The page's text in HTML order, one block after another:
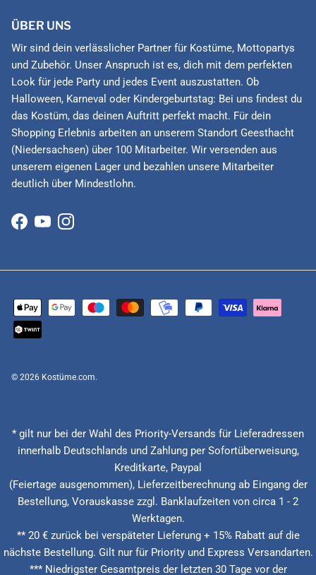
ÜBER UNS
Wir sind dein verlässlicher Partner für Kostüme, Mottopartys
und Zubehör. Unser Anspruch ist es, dich mit dem perfekten
Look für jede Party und jedes Event auszustatten. Ob
Halloween, Karneval oder Kindergeburtstag: Bei uns findest du
das Kostüm, das deinen Auftritt perfekt macht. Für dein
Shopping Erlebnis arbeiten an unserem Standort Geesthacht
(Niedersachsen) über 100 Mitarbeiter. Wir versenden aus
unserem eigenen Lager und bezahlen unsere Mitarbeiter
deutlich über Mindestlohn.
Facebook
YouTubeInstagram
© 2026 Kostüme.com.
* gilt nur bei der Wahl des Priority-Versands für Lieferadressen
innerhalb Deutschlands und Zahlung per Sofortüberweisung,
Kreditkarte, Paypal
(Feiertage ausgenommen), Lieferzeitberechnung ab Eingang der
Bestellung, Vorauskasse zzgl. Banklaufzeiten von circa 1 - 2
Werktagen.
** 20 € zurück bei verspäteter Lieferung + 15% Rabatt auf die
nächste Bestellung. Gilt nur für Priority und Express Versandarten.
*** Niedrigster Gesamtpreis der letzten 30 Tage vor der